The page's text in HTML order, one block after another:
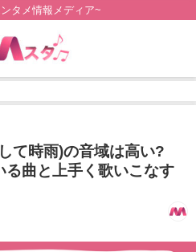
タメ情報メディア~
て時雨)の音域は高い?
曲と上手く歌いこなす